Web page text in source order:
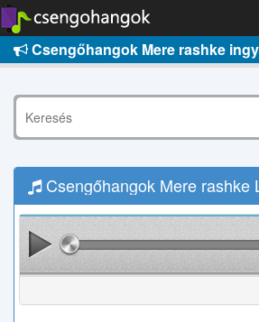
Csengőhangok Mere rashke
Csengőhangok Mere rashke